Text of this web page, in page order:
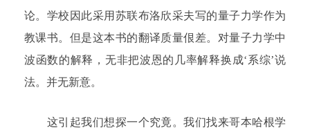
论。学校因此采用苏联布洛欣采夫写的量子力学作为
教课书。但是这本书的翻译质量佷差。对量子力学中
波函数的解释，无非把波恩的几率解释换成‘系综’说
法。并无新意。
这引起我们想探一个究竟。我们找来哥本哈根学